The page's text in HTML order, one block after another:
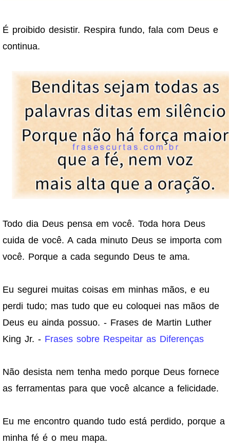
É proibido desistir. Respira fundo, fala com Deus e
continua.
Todo dia Deus pensa em você. Toda hora Deus
cuida de você. A cada minuto Deus se importa com
você. Porque a cada segundo Deus te ama.
Eu segurei muitas coisas em minhas mãos, e eu
perdi tudo; mas tudo que eu coloquei nas mãos de
Deus eu ainda possuo. - Frases de Martin Luther
King Jr. - Frases sobre Respeitar as Diferenças
Não desista nem tenha medo porque Deus fornece
as ferramentas para que você alcance a felicidade.
Eu me encontro quando tudo está perdido, porque a
minha fé é o meu mapa.